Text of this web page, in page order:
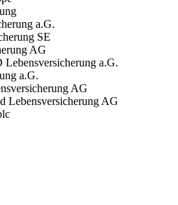
a.G.
SE
AG
a.G.
a.G.
AG
Lebensversicherung AG